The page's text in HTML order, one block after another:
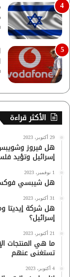
الأكثر قراءة
29 أكتوبر، 2023
هل فيروز
إسرائيل وتؤيد
1 نوفمبر، 2023
هل شيبسي فوكس
31 أكتوبر، 2023
هل شركة إيديتا
إسرائيل؟
21 أكتوبر، 2023
تستغنى عنهم
4 أكتوبر، 2023